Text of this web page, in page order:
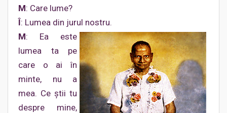
M: Care lume?
Î: Lumea din jurul nostru.
M: Ea este
lumea ta pe
care o ai în
minte, nu a
mea. Ce ştii tu
despre mine,